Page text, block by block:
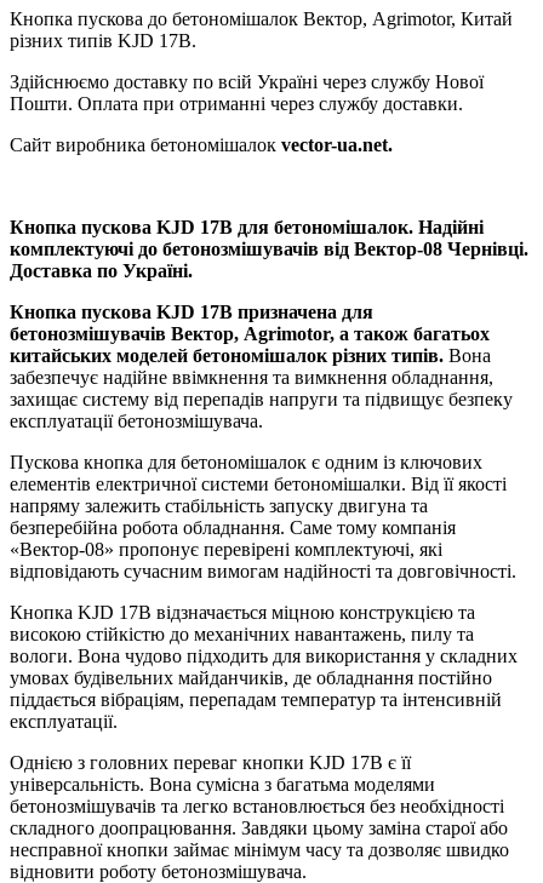
Кнопка пускова до бетономішалок Вектор, Agrimotor, Китай
різних типів KJD 17B.
Здійснюємо доставку по всій Україні через службу Нової
Пошти. Оплата при отриманні через службу доставки.
Сайт виробника бетономішалок vector-ua.net.
Кнопка пускова KJD 17B для бетономішалок. Надійні
комплектуючі до бетонозмішувачів від Вектор-08 Чернівці.
Доставка по Україні.
Кнопка пускова KJD 17B призначена для
бетонозмішувачів Вектор, Agrimotor, а також багатьох
китайських моделей бетономішалок різних типів. Вона
забезпечує надійне ввімкнення та вимкнення обладнання,
захищає систему від перепадів напруги та підвищує безпеку
експлуатації бетонозмішувача.
Пускова кнопка для бетономішалок є одним із ключових
елементів електричної системи бетономішалки. Від її якості
напряму залежить стабільність запуску двигуна та
безперебійна робота обладнання. Саме тому компанія
«Вектор-08» пропонує перевірені комплектуючі, які
відповідають сучасним вимогам надійності та довговічності.
Кнопка KJD 17B відзначається міцною конструкцією та
високою стійкістю до механічних навантажень, пилу та
вологи. Вона чудово підходить для використання у складних
умовах будівельних майданчиків, де обладнання постійно
піддається вібраціям, перепадам температур та інтенсивній
експлуатації.
Однією з головних переваг кнопки KJD 17B є її
універсальність. Вона сумісна з багатьма моделями
бетонозмішувачів та легко встановлюється без необхідності
складного доопрацювання. Завдяки цьому заміна старої або
несправної кнопки займає мінімум часу та дозволяє швидко
відновити роботу бетонозмішувача.